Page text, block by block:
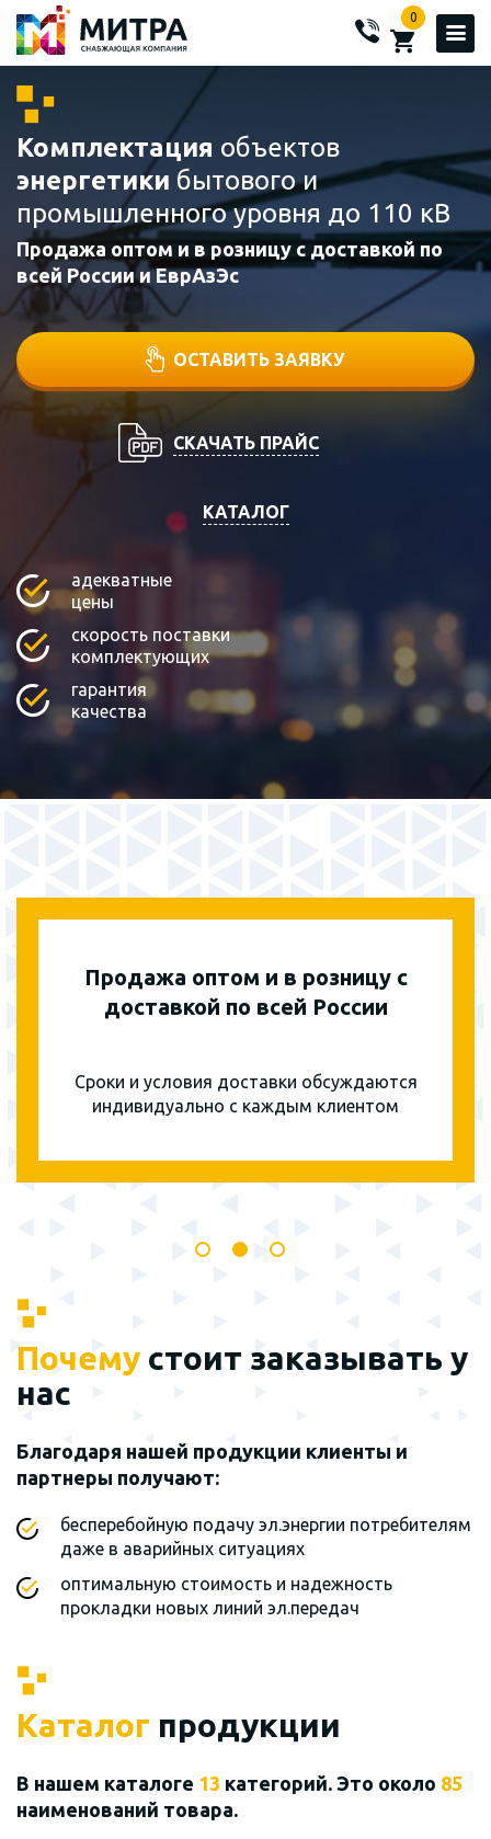
0
Комплектация объектов
энергетики бытового и
промышленного уровня до 110 кВ
Продажа оптом и в розницу с доставкой по
всей России и ЕврАзЭс
ОСТАВИТЬ ЗАЯВКУ
СКАЧАТЬ ПРАЙС
КАТАЛОГ
адекватные
цены
скорость поставки
комплектующих
гарантия
качества
Продажа оптом и в розницу с
доставкой по всей России
Сроки и условия доставки обсуждаются
индивидуально с каждым клиентом
Почему стоит заказывать у
нас
Благодаря нашей продукции клиенты и
партнеры получают:
бесперебойную подачу эл.энергии потребителям
даже в аварийных ситуациях
оптимальную стоимость и надежность
прокладки новых линий эл.передач
Каталог продукции
В нашем каталоге 13 категорий. Это около 85
наименований товара.